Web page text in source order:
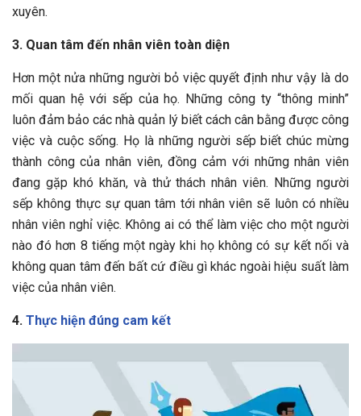
xuyên.
3. Quan tâm đến nhân viên toàn diện
Hơn một nửa những người bỏ việc quyết định như vậy là do
mối quan hệ với sếp của họ. Những công ty “thông minh”
luôn đảm bảo các nhà quản lý biết cách cân bằng được công
việc và cuộc sống. Họ là những người sếp biết chúc mừng
thành công của nhân viên, đồng cảm với những nhân viên
đang gặp khó khăn, và thử thách nhân viên. Những người
sếp không thực sự quan tâm tới nhân viên sẽ luôn có nhiều
nhân viên nghỉ việc. Không ai có thể làm việc cho một người
nào đó hơn 8 tiếng một ngày khi họ không có sự kết nối và
không quan tâm đến bất cứ điều gì khác ngoài hiệu suất làm
việc của nhân viên.
4. Thực hiện đúng cam kết